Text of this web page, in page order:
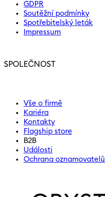
GDPR
Soutěžní podmínky
Spotřebitelský leták
Impressum
SPOLEČNOST
Vše o firmě
Kariéra
Kontakty
Flagship store
B2B
Události
Ochrana oznamovatelů